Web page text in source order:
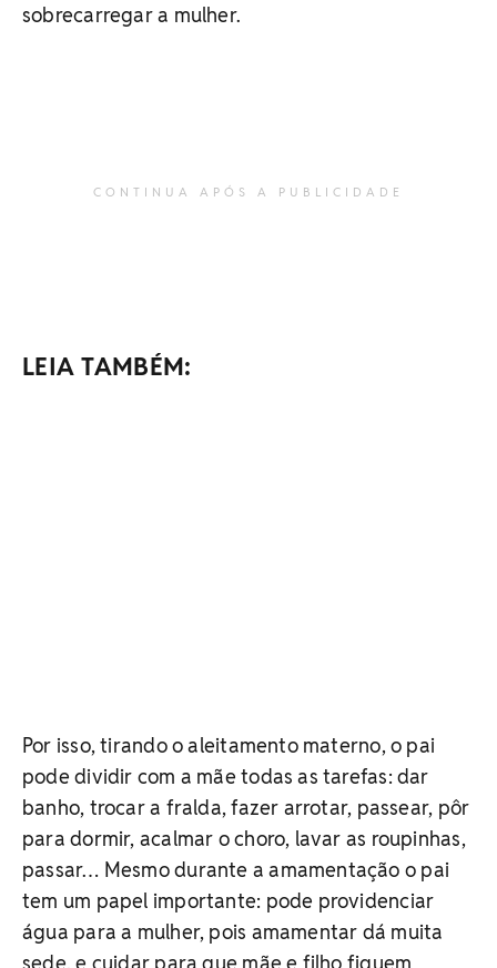
sobrecarregar a mulher.
CONTINUA APÓS A PUBLICIDADE
LEIA TAMBÉM:
Por isso, tirando o aleitamento materno, o pai
pode dividir com a mãe todas as tarefas: dar
banho, trocar a fralda, fazer arrotar, passear, pôr
para dormir, acalmar o choro, lavar as roupinhas,
passar… Mesmo durante a amamentação o pai
tem um papel importante: pode providenciar
água para a mulher, pois amamentar dá muita
sede, e cuidar para que mãe e filho fiquem